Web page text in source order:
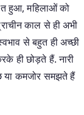
हुआ, महिलाओं को
काल से ही अभी
से बहुत ही अच्छी
ही छोड़ते हैं. नारी
या कमजोर समझते हैं